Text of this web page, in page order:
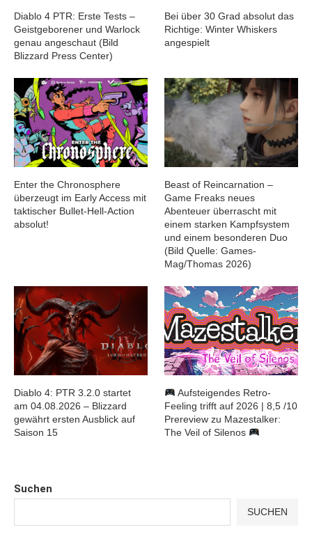
Suchen
SUCHEN
Diablo 4 PTR: Erste Tests –
Geistgeborener und Warlock
genau angeschaut (Bild
Blizzard Press Center)
Bei über 30 Grad absolut das
Richtige: Winter Whiskers
angespielt
Enter the Chronosphere
überzeugt im Early Access mit
taktischer Bullet-Hell-Action
absolut!
Beast of Reincarnation –
Game Freaks neues
Abenteuer überrascht mit
einem starken Kampfsystem
und einem besonderen Duo
(Bild Quelle: Games-
Mag/Thomas 2026)
Diablo 4: PTR 3.2.0 startet
am 04.08.2026 – Blizzard
gewährt ersten Ausblick auf
Saison 15
Aufsteigendes Retro-
Feeling trifft auf 2026 | 8,5 /10
Prereview zu Mazestalker:
The Veil of Silenos